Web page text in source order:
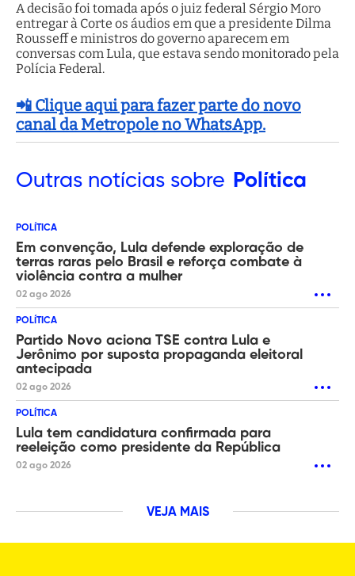
A decisão foi tomada após o juiz federal Sérgio Moro
entregar à Corte os áudios em que a presidente Dilma
Rousseff e ministros do governo aparecem em
conversas com Lula, que estava sendo monitorado pela
Polícia Federal.
📲 Clique aqui para fazer parte do novo
canal da Metropole no WhatsApp.
Outras notícias sobre Política
POLÍTICA
Em convenção, Lula defende exploração de
terras raras pelo Brasil e reforça combate à
violência contra a mulher
02 ago 2026
POLÍTICA
Partido Novo aciona TSE contra Lula e
Jerônimo por suposta propaganda eleitoral
antecipada
02 ago 2026
POLÍTICA
Lula tem candidatura confirmada para
reeleição como presidente da República
02 ago 2026
VEJA MAIS